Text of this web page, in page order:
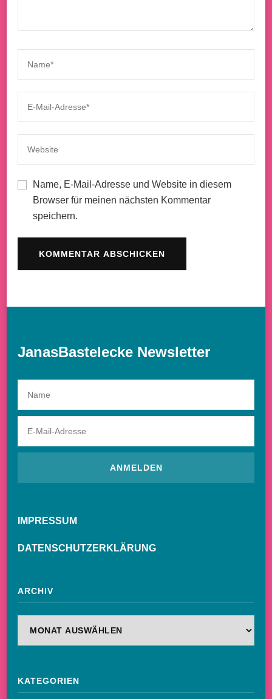
Name, E-Mail-Adresse und Website in diesem
Browser für meinen nächsten Kommentar
speichern.
JanasBastelecke Newsletter
IMPRESSUM
DATENSCHUTZERKLÄRUNG
ARCHIV
KATEGORIEN